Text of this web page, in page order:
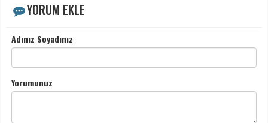
YORUM EKLE
Adınız Soyadınız
Yorumunuz